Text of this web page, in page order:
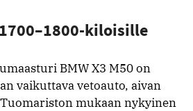
kiloisille
BMW X3 M50 on
vaikuttava vetoauto, aivan
mukaan nykyinen